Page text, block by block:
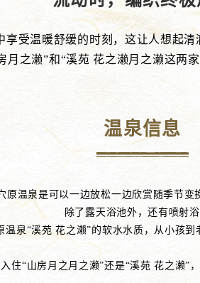
享受温暖舒缓的时刻，这让人想起清
月之濑”和“溪苑 花之濑月之濑这两
温泉信息
原温泉是可以一边放松一边欣赏随季节变
除了露天浴池外，还有喷射浴
温泉“溪苑 花之濑”的软水水质，从小孩到
住“山房月之月之濑”还是“溪苑 花之濑”